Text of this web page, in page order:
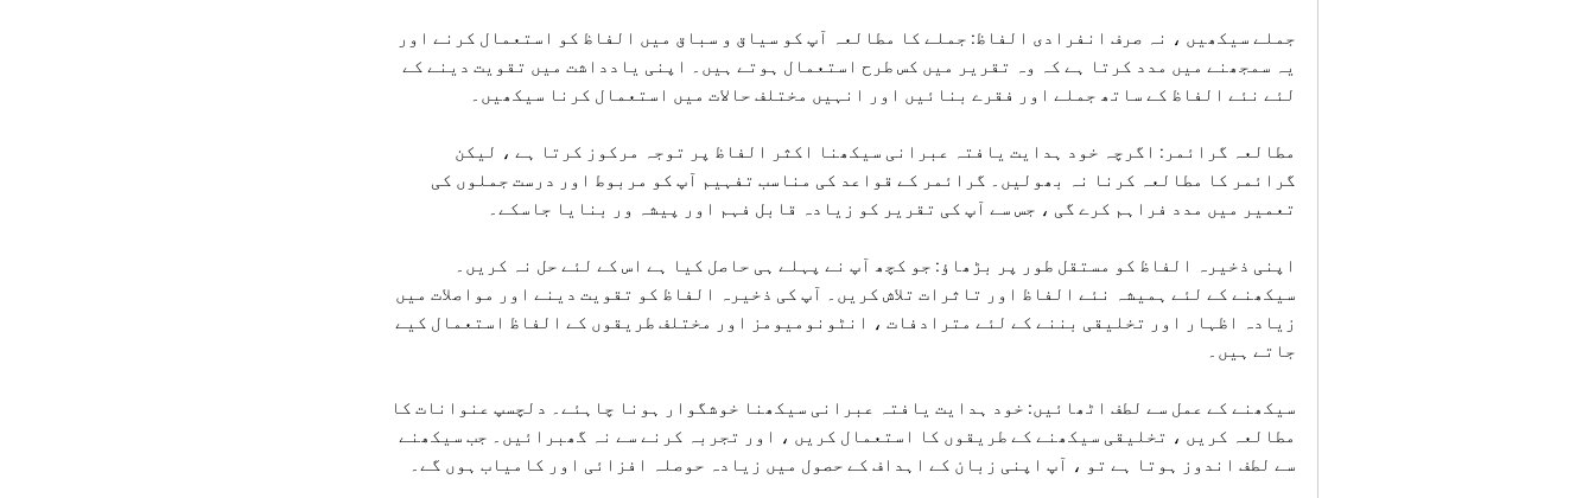
جملے سیکھیں ، نہ صرف انفرادی الفاظ: جملے کا مطالعہ آپ کو سیاق و سباق میں الفاظ کو استعمال کرنے اور
یہ سمجھنے میں مدد کرتا ہے کہ وہ تقریر میں کس طرح استعمال ہوتے ہیں۔ اپنی یادداشت میں تقویت دینے کے
لئے نئے الفاظ کے ساتھ جملے اور فقرے بنائیں اور انہیں مختلف حالات میں استعمال کرنا سیکھیں۔
مطالعہ گرائمر: اگرچہ خود ہدایت یافتہ عبرانی سیکھنا اکثر الفاظ پر توجہ مرکوز کرتا ہے ، لیکن
گرائمر کا مطالعہ کرنا نہ بھولیں۔ گرائمر کے قواعد کی مناسب تفہیم آپ کو مربوط اور درست جملوں کی
تعمیر میں مدد فراہم کرے گی ، جس سے آپ کی تقریر کو زیادہ قابل فہم اور پیشہ ور بنایا جاسکے۔
اپنی ذخیرہ الفاظ کو مستقل طور پر بڑھاؤ: جو کچھ آپ نے پہلے ہی حاصل کیا ہے اس کے لئے حل نہ کریں۔
سیکھنے کے لئے ہمیشہ نئے الفاظ اور تاثرات تلاش کریں۔ آپ کی ذخیرہ الفاظ کو تقویت دینے اور مواصلات میں
زیادہ اظہار اور تخلیقی بننے کے لئے مترادفات ، انٹونومیومز اور مختلف طریقوں کے الفاظ استعمال کیے
جاتے ہیں۔
سیکھنے کے عمل سے لطف اٹھائیں: خود ہدایت یافتہ عبرانی سیکھنا خوشگوار ہونا چاہئے۔ دلچسپ عنوانات کا
مطالعہ کریں ، تخلیقی سیکھنے کے طریقوں کا استعمال کریں ، اور تجربہ کرنے سے نہ گھبرائیں۔ جب سیکھنے
سے لطف اندوز ہوتا ہے تو ، آپ اپنی زبان کے اہداف کے حصول میں زیادہ حوصلہ افزائی اور کامیاب ہوں گے۔